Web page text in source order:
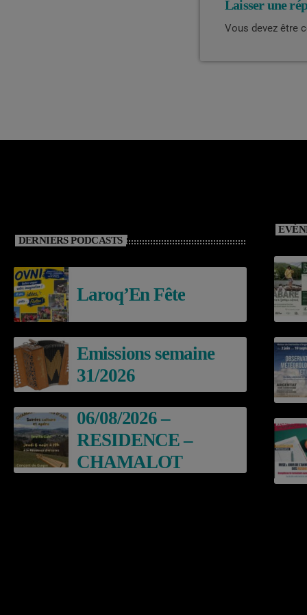
Laisser une
Vous devez être
DERNIERS PODCASTS
Laroq’En Fête
Emissions semaine
31/2026
06/08/2026 –
RESIDENCE –
CHAMALOT